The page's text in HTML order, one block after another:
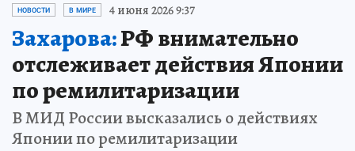
НОВОСТИ В МИРЕ 4 июня 2026 9:37
Захарова:РФ внимательно
отслеживает действия Японии
по ремилитаризации
В МИД России высказались о действиях
Японии по ремилитаризации